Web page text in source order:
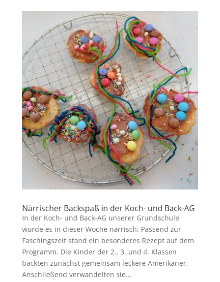
Närrischer Backspaß in der Koch- und Back-AG
In der Koch- und Back-AG unserer Grundschule
wurde es in dieser Woche närrisch: Passend zur
Faschingszeit stand ein besonderes Rezept auf dem
Programm. Die Kinder der 2., 3. und 4. Klassen
backten zunächst gemeinsam leckere Amerikaner.
Anschließend verwandelten sie...